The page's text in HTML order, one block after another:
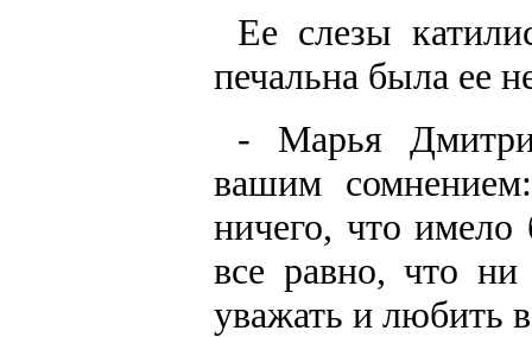
Ее слезы
печальна была ее
- Марья
вашим
ничего, что
все равно, что
уважать и любить